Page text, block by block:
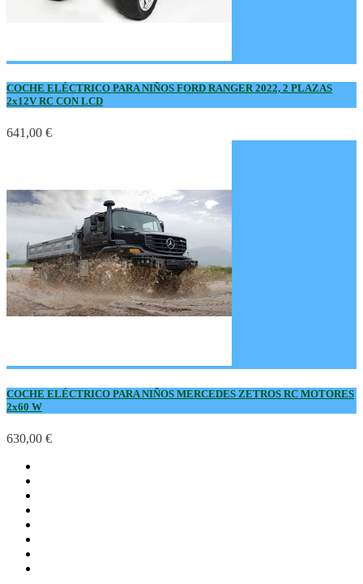
COCHE ELÉCTRICO PARA NIÑOS FORD RANGER 2022, 2 PLAZAS
2x12V RC CON LCD
641,00 €
COCHE ELÉCTRICO PARA NIÑOS MERCEDES ZETROS RC MOTORES
2x60 W
630,00 €